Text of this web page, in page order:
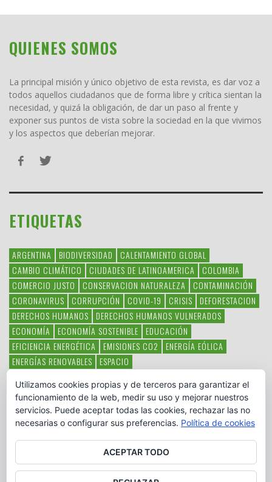
QUIENES SOMOS
La principal misión y único objetivo de esta revista, es dar voz a
todos aquellos ciudadanos que de forma libre y crítica sientan la
necesidad, y quizá la obligación, de dar un paso al frente y
exponer sus puntos de vista sobre la sociedad en la que vivimos
y los aspectos que deberían mejorar.
ETIQUETAS
ARGENTINA BIODIVERSIDAD
CALENTAMIENTO GLOBAL
CAMBIO CLIMÁTICO
CIUDADES DE LATINOAMERICA
COLOMBIA
COMERCIO JUSTO
CONSERVACION NATURALEZA
CONTAMINACIÓN
CORONAVIRUS
CORRUPCIÓN COVID-19 CRISIS
DEFORESTACION
DERECHOS HUMANOS
DERECHOS HUMANOS VULNERADOS
ECONOMÍA
ECONOMÍA SOSTENIBLE
EDUCACIÓN
EFICIENCIA ENERGÉTICA
EMISIONES CO2
ENERGÍA EÓLICA
ENERGÍAS RENOVABLES
ESPACIO
HAMBRE LATINOAMÉRICA MEDIO AMBIENTE
MÉXICO
OBJETIVOS DEL MILENIO
ONGS PAZ POBREZA POESÍA
POLITICA
PUEBLOS INDÍGENAS RSC RSE
SOBERANÍA ALIMENTARIA
SOLIDARIDAD SOSTENIBILIDAD TECNOLOGÍA VERTIDO PETROLEO
Utilizamos cookies propias y de terceros para garantizar el
funcionamiento de la web, medir su uso y mejorar nuestros
servicios. Puede aceptar todas las cookies, rechazar las no
necesarias o configurar sus preferencias. Política de cookies
ACEPTAR TODO